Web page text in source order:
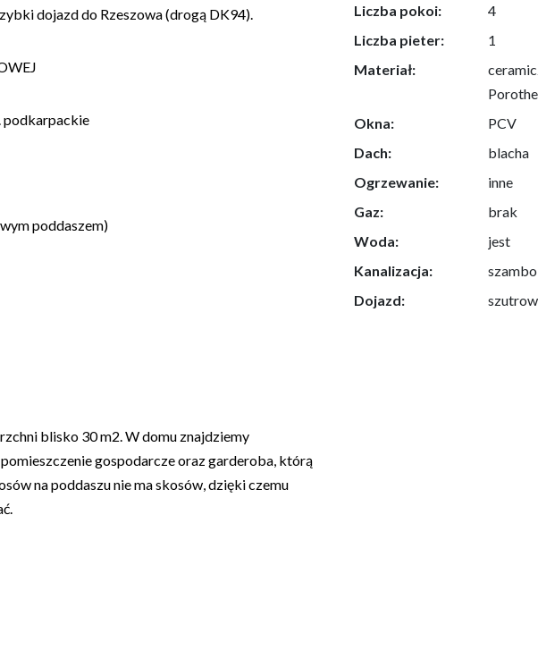
dojazd do Rzeszowa (drogą DK94).
podkarpackie
poddaszem)
blisko 30 m2. W domu znajdziemy
gospodarcze oraz garderoba, którą
na poddaszu nie ma skosów, dzięki czemu
Liczba pokoi:
4
Liczba pieter:
1
Materiał:
Okna:
PCV
Dach:
blacha
Ogrzewanie:
inne
Gaz:
brak
Woda:
jest
Kanalizacja:
szambo
Dojazd: